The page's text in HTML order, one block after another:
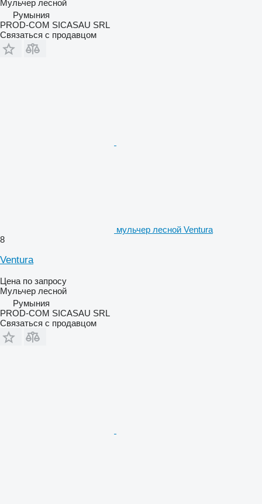
Мульчер лесной
Румыния
PROD-COM SICASAU SRL
Связаться с продавцом
мульчер лесной Ventura
8
Ventura
Цена по запросу
Мульчер лесной
Румыния
PROD-COM SICASAU SRL
Связаться с продавцом